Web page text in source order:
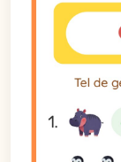
Vraag 3: 1
Vraag 4: 5
Vraag 5: 3
Vraag 6: 4